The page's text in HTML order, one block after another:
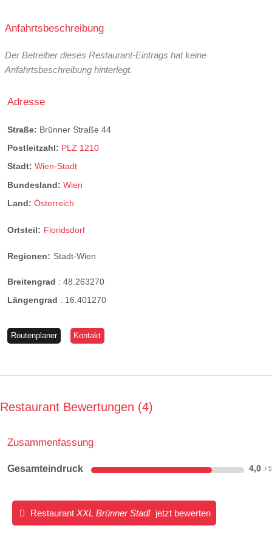
Anfahrtsbeschreibung
Der Betreiber dieses Restaurant-Eintrags hat keine
Anfahrtsbeschreibung hinterlegt.
Adresse
Straße: Brünner Straße 44
Postleitzahl: PLZ 1210
Stadt: Wien-Stadt
Bundesland: Wien
Land: Österreich
Ortsteil: Floridsdorf
Regionen: Stadt-Wien
Breitengrad : 48.263270
Längengrad : 16.401270
Routenplaner Kontakt
Restaurant Bewertungen 4
Zusammenfassung
Gesamteindruck 4,0
Restaurant XXL Brünner Stadl jetzt bewerten